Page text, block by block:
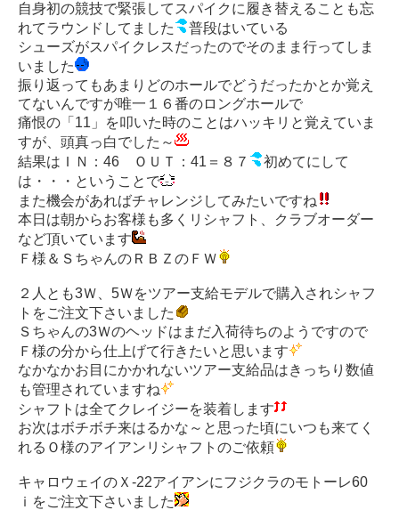
自身初の競技で緊張してスパイクに履き替えることも忘
れてラウンドしてました
普段はいている
シューズがスパイクレスだったのでそのまま行ってしま
いました
振り返ってもあまりどのホールでどうだったかとか覚え
てないんですが唯一１６番のロングホールで
痛恨の「11」を叩いた時のことはハッキリと覚えていま
すが、頭真っ白でした～
結果はＩＮ：46 ＯＵＴ：41＝８７
初めてにして
は・・・ということで
また機会があればチャレンジしてみたいですね
本日は朝からお客様も多くリシャフト、クラブオーダー
など頂いています
Ｆ様＆ＳちゃんのＲＢＺのＦＷ
２人とも3Ｗ、5Ｗをツアー支給モデルで購入されシャフ
トをご注文下さいました
Ｓちゃんの3Ｗのヘッドはまだ入荷待ちのようですので
Ｆ様の分から仕上げて行きたいと思います
なかなかお目にかかれないツアー支給品はきっちり数値
も管理されていますね
シャフトは全てクレイジーを装着します
お次はボチボチ来はるかな～と思った頃にいつも来てく
れるＯ様のアイアンリシャフトのご依頼
キャロウェイのＸ-22アイアンにフジクラのモトーレ60
ｉをご注文下さいました